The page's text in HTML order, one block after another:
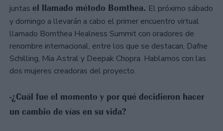
juntas el llamado método Bomthea. El próximo sábado
y domingo a llevarán a cabo el primer encuentro virtual
llamado Bomthea Healness Summit con oradores de
renombre internacional, entre los que se destacan, Dafne
Schilling, Mia Astral y Deepak Chopra. Hablamos con las
dos mujeres creadoras del proyecto.
-¿Cuál fue el momento y por qué decidieron hacer
un cambio de vías en su vida?